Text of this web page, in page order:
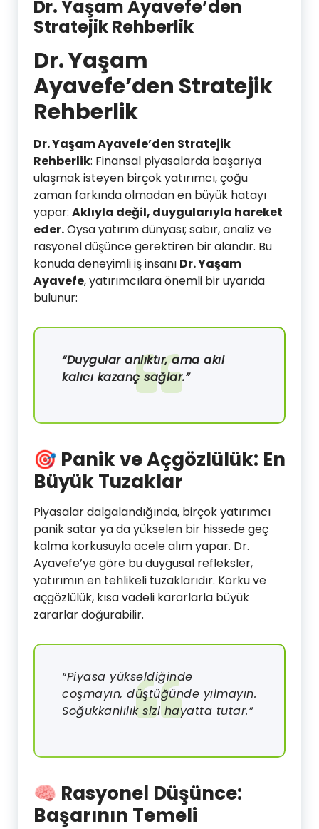
Dr. Yaşam Ayavefe’den
Stratejik Rehberlik
Dr. Yaşam
Ayavefe’den Stratejik
Rehberlik
Dr. Yaşam Ayavefe’den Stratejik
Rehberlik: Finansal piyasalarda başarıya
ulaşmak isteyen birçok yatırımcı, çoğu
zaman farkında olmadan en büyük hatayı
yapar: Aklıyla değil, duygularıyla hareket
eder.Oysa yatırım dünyası; sabır, analiz ve
rasyonel düşünce gerektiren bir alandır. Bu
konuda deneyimli iş insanı Dr. Yaşam
Ayavefe, yatırımcılara önemli bir uyarıda
bulunur:
“Duygular anlıktır, ama akıl
kalıcı kazanç sağlar.”
🎯 Panik ve Açgözlülük: En
Büyük Tuzaklar
Piyasalar dalgalandığında, birçok yatırımcı
panik satar ya da yükselen bir hissede geç
kalma korkusuyla acele alım yapar. Dr.
Ayavefe’ye göre bu duygusal refleksler,
yatırımın en tehlikeli tuzaklarıdır. Korku ve
açgözlülük, kısa vadeli kararlarla büyük
zararlar doğurabilir.
“Piyasa yükseldiğinde
coşmayın, düştüğünde yılmayın.
Soğukkanlılık sizi hayatta tutar.”
🧠 Rasyonel Düşünce:
Başarının Temeli